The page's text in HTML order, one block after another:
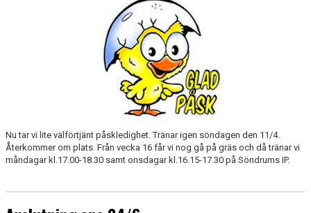
Nu tar vi lite välförtjänt påskledighet. Tränar igen söndagen den 11/4.
Återkommer om plats. Från vecka 16 får vi nog gå på gräs och då tränar vi
måndagar kl.17.00-18.30 samt onsdagar kl.16.15-17.30 på Söndrums IP.